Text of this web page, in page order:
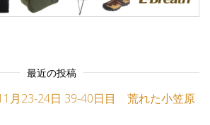
最近の投稿
月23-24日 39-40日目 荒れた小笠原